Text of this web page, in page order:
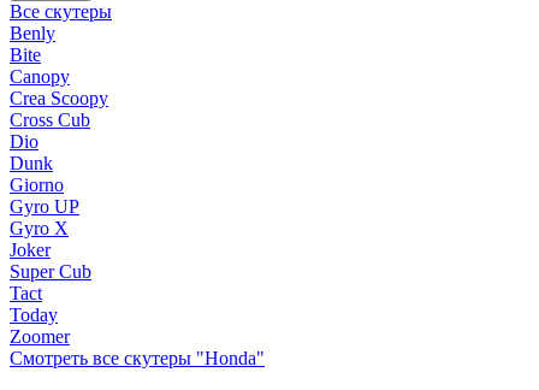
Все скутеры
Benly
Bite
Canopy
Crea Scoopy
Cross Cub
Dio
Dunk
Giorno
Gyro UP
Gyro X
Joker
Super Cub
Tact
Today
Zoomer
Смотреть все скутеры "Honda"